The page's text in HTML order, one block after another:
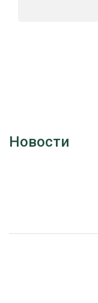
Новости